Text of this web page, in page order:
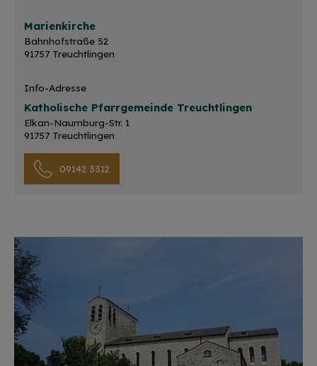
Marienkirche
Bahnhofstraße 52
91757 Treuchtlingen
Info-Adresse
Katholische Pfarrgemeinde Treuchtlingen
Elkan-Naumburg-Str. 1
91757 Treuchtlingen
09142 3312